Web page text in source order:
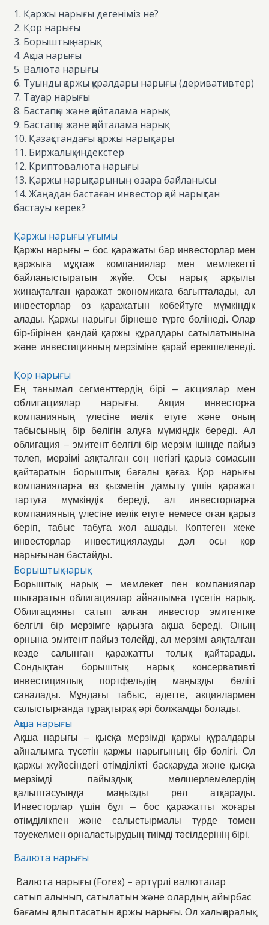
1. Қаржы нарығы дегеніміз не?
2. Қор нарығы
3. Борыштық нарық
4. Ақша нарығы
5. Валюта нарығы
6. Туынды қаржы құралдары нарығы (деривативтер)
7. Тауар нарығы
8. Бастапқы және қайталама нарық
9. Бастапқы және қайталама нарық
10. Қазақстандағы қаржы нарықтары
11. Биржалық индекстер
12. Криптовалюта нарығы
13. Қаржы нарықтарының өзара байланысы
14. Жаңадан бастаған инвестор қай нарықтан
бастауы керек?
Қаржы нарығы ұғымы
Қаржы нарығы – бос қаражаты бар инвесторлар мен
қаржыға мұқтаж компаниялар мен мемлекетті
байланыстыратын жүйе. Осы нарық арқылы
жинақталған қаражат экономикаға бағытталады, ал
инвесторлар өз қаражатын көбейтуге мүмкіндік
алады. Қаржы нарығы бірнеше түрге бөлінеді. Олар
бір-бірінен қандай қаржы құралдары сатылатынына
және инвестицияның мерзіміне қарай ерекшеленеді.
Қор нарығы
Ең танымал сегменттердің бірі –акциялар мен
облигациялар нарығы. Акция инвесторға
компанияның үлесіне иелік етуге және оның
табысының бір бөлігін алуға мүмкіндік береді. Ал
облигация – эмитент белгілі бір мерзім ішінде пайыз
төлеп, мерзімі аяқталған соң негізгі қарыз сомасын
қайтаратын борыштық бағалы қағаз. Қор нарығы
компанияларға өз қызметін дамыту үшін қаражат
тартуға мүмкіндік береді, ал инвесторларға
компанияның үлесіне иелік етуге немесе оған қарыз
беріп, табыс табуға жол ашады. Көптеген жеке
инвесторлар инвестициялауды дәл осы қор
нарығынан бастайды.
Борыштық нарық
Борыштық нарық – мемлекет пен компаниялар
шығаратын облигациялар айналымға түсетін нарық.
Облигацияны сатып алған инвестор эмитентке
белгілі бір мерзімге қарызға ақша береді. Оның
орнына эмитент пайыз төлейді, ал мерзімі аяқталған
кезде салынған қаражатты толық қайтарады.
Сондықтан борыштық нарық консервативті
инвестициялық портфельдің маңызды бөлігі
саналады. Мұндағы табыс, әдетте, акциялармен
салыстырғанда тұрақтырақ әрі болжамды болады.
Ақша нарығы
Ақша нарығы – қысқа мерзімді қаржы құралдары
айналымға түсетін қаржы нарығының бір бөлігі. Ол
қаржы жүйесіндегі өтімділікті басқаруда және қысқа
мерзімді пайыздық мөлшерлемелердің
қалыптасуында маңызды рөл атқарады.
Инвесторлар үшін бұл – бос қаражатты жоғары
өтімділікпен және салыстырмалы түрде төмен
тәуекелмен орналастырудың тиімді тәсілдерінің бірі.
Валюта нарығы
Валюта нарығы (Forex) – әртүрлі валюталар
сатып алынып, сатылатын және олардың айырбас
бағамы қалыптасатын қаржы нарығы. Ол халықаралық